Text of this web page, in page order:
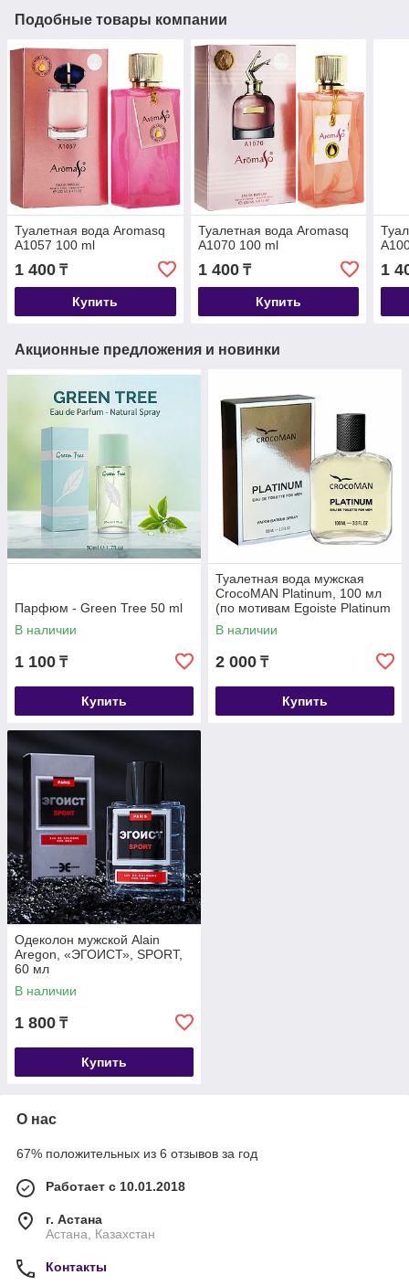
Подобные товары компании
Туалетная вода Aromasq
A1057 100 ml
1 400 ₸
Купить
Туалетная вода Aromasq
A1070 100 ml
1 400₸
Купить
1
Акционные предложения и новинки
Парфюм - Green Tree 50 ml
В наличии
1 100 ₸
Купить
Туалетная вода мужская
CrocoMAN Platinum, 100 мл
(по мотивам Egoiste Platinum
(Chanel)
В наличии
2 000 ₸
Купить
Одеколон мужской Alain
Aregon, «ЭГОИСТ», SPORT,
60 мл
В наличии
1 800 ₸
Купить
О нас
67% положительных из 6 отзывов за год
Работает с 10.01.2018
г. Астана
Астана, Казахстан
Контакты